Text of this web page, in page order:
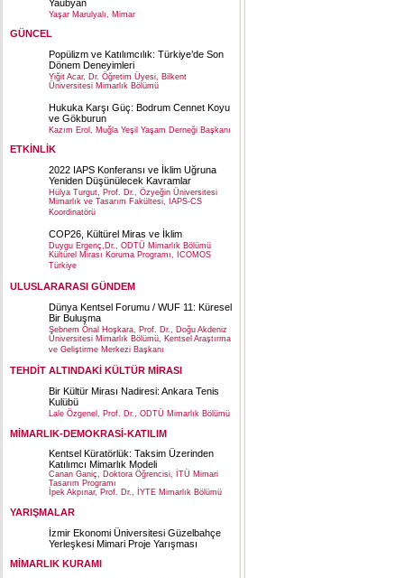
Yaubyan
Yaşar Marulyalı, Mimar
GÜNCEL
Popülizm ve Katılımcılık: Türkiye’de Son
Dönem Deneyimleri
Yiğit Acar, Dr. Öğretim Üyesi, Bilkent
Üniversitesi Mimarlık Bölümü
Hukuka Karşı Güç: Bodrum Cennet Koyu
ve Gökburun
Kazım Erol, Muğla Yeşil Yaşam Derneği Başkanı
ETKİNLİK
2022 IAPS Konferansı ve İklim Uğruna
Yeniden Düşünülecek Kavramlar
Hülya Turgut, Prof. Dr., Özyeğin Üniversitesi
Mimarlık ve Tasarım Fakültesi, IAPS-CS
Koordinatörü
COP26, Kültürel Miras ve İklim
Duygu Ergenç,Dr., ODTÜ Mimarlık Bölümü
Kültürel Mirası Koruma Programı, ICOMOS
Türkiye
ULUSLARARASI GÜNDEM
Dünya Kentsel Forumu / WUF 11: Küresel
Bir Buluşma
Şebnem Önal Hoşkara, Prof. Dr., Doğu Akdeniz
Üniversitesi Mimarlık Bölümü, Kentsel Araştırma
ve Geliştirme Merkezi Başkanı
TEHDİT ALTINDAKİ KÜLTÜR MİRASI
Bir Kültür Mirası Nadiresi: Ankara Tenis
Kulübü
Lale Özgenel, Prof. Dr., ODTÜ Mimarlık Bölümü
MİMARLIK-DEMOKRASİ-KATILIM
Kentsel Küratörlük: Taksim Üzerinden
Katılımcı Mimarlık Modeli
Canan Ganiç, Doktora Öğrencisi, İTÜ Mimari
Tasarım Programı
İpek Akpınar, Prof. Dr., İYTE Mimarlık Bölümü
YARIŞMALAR
İzmir Ekonomi Üniversitesi Güzelbahçe
Yerleşkesi Mimari Proje Yarışması
MİMARLIK KURAMI